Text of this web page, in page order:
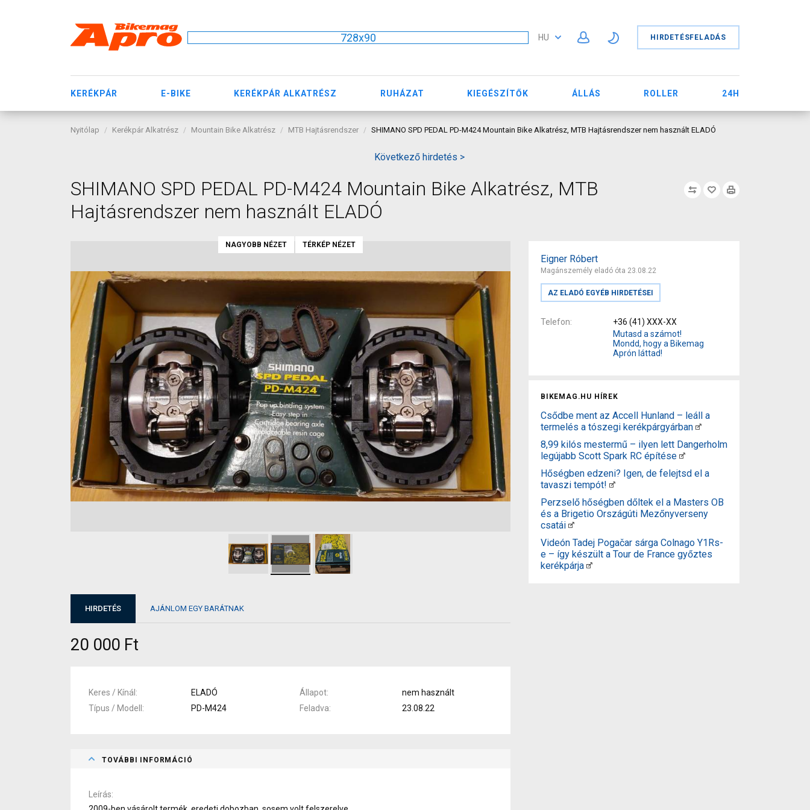
728x90 HU HIRDETÉSFELADÁS
KERÉKPÁR E-BIKE KERÉKPÁR ALKATRÉSZ RUHÁZAT KIEGÉSZÍTŐK ÁLLÁS ROLLER 24H
Nyitólap Kerékpár Alkatrész Mountain Bike Alkatrész MTB Hajtásrendszer SHIMANO SPD PEDAL PD-M424 Mountain Bike Alkatrész, MTB Hajtásrendszer nem használt ELADÓ
Következő hirdetés >
SHIMANO SPD PEDAL PD-M424 Mountain Bike Alkatrész, MTB
Hajtásrendszer nem használt ELADÓ
Eigner Róbert
Magánszemély eladó óta 23.08.22
AZ ELADÓ EGYÉB HIRDETÉSEI
Telefon
+36 (41) XXX-XX
Mutasd a számot!
Mondd, hogy a Bikemag
Aprón láttad!
BIKEMAG.HU HÍREK
Csődbe ment az Accell Hunland – leáll a
termelés a tószegi kerékpárgyárban
8,99 kilós mestermű – ilyen lett Dangerholm
legújabb Scott Spark RC építése
Hőségben edzeni? Igen, de felejtsd el a
tavaszi tempót!
Perzselő hőségben dőltek el a Masters OB
és a Brigetio Országúti Mezőnyverseny
csatái
Videón Tadej Pogačar sárga Colnago Y1Rs-
e – így készült a Tour de France győztes
kerékpárja
NAGYOBB NÉZET TÉRKÉP NÉZET
HIRDETÉS AJÁNLOM EGY BARÁTNAK
20 000 Ft
Keres / Kínál ELADÓ Állapot
nem használt
Típus / Modell
PD-M424 Feladva 23.08.22
TOVÁBBI INFORMÁCIÓ
Leírás